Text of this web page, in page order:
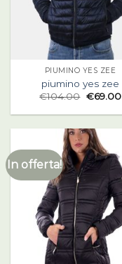
PIUMINO YES ZEE
piumino yes zee
€104.00 €69.00
In offerta!